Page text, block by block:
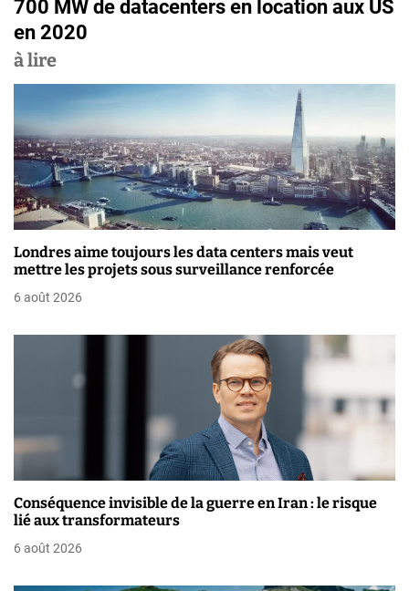
i
g
a
t
i
o
n
d
e
l
r
t
i
c
700 MW de datacenters en location aux US
en 2020
à lire
Londres aime toujours les data centers mais veut
mettre les projets sous surveillance renforcée
6 août 2026
Conséquence invisible de la guerre en Iran : le risque
lié aux transformateurs
6 août 2026